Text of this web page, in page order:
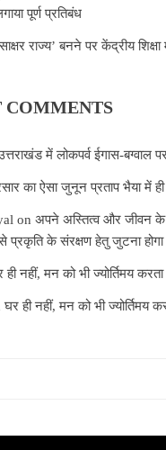
पूर्ण प्रतिबंध
राज्य’ बनने पर केंद्रीय शिक्षा
COMMENTS
में लोकपर्व ईगास-बग्वाल
का ऐसा जुनून प्रताप भैया में
on अपने अस्तित्व और जीवन के
प्रकृति के संरक्षण हेतु जुटना होगा
ही नहीं, मन को भी ज्योर्तिमय करता
घर ही नहीं, मन को भी ज्योर्तिमय